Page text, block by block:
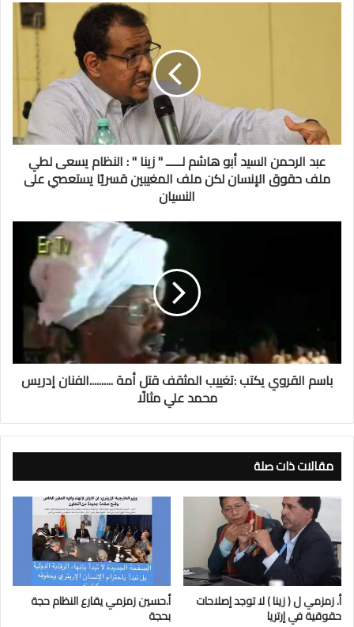
عبد الرحمن السيد أبو هاشم لـــــ " زينا " : النظام يسعى لطي
ملف حقوق الإنسان لكن ملف المغيبين قسريًا يستعصي على
النسيان
باسم القروي يكتب :تغييب المثقف قتل أمة ..........الفنان إدريس
محمد علي مثالًا
مقالات ذات صلة
أ. زمزمي ل ( زينا ) لا توجد إصلاحات
حقوقية في إرتريا
أ.حسين زمزمي يقارع النظام حجة
بحجة